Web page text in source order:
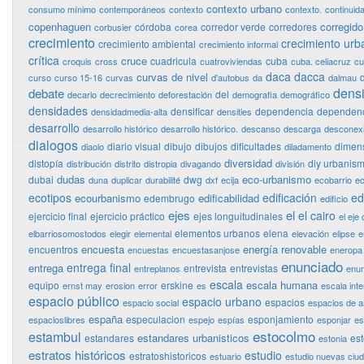
consumo mínimo contemporáneos contexto contexto urbano contexto.
copenhaguen corbusier córdoba corea corredor verde corredores corregido
crecimiento crecimiento ambiental crecimiento informal crecimiento
crítica croquis cross cruce cuadricula cuatroviviendas cuba cuba. celiacruz
curso curso 15-16 curvas curvas de nivel d'autobus da daca dacca dalmau
debate decarlo decrecimiento deforestación del demografia demográfico
densidades densidadmedia-alta densificar densities dependencia
desarrollo desarrollo histórico desarrollo histórico. descanso descarga
dialogos diaolo diario visual dibujo dibujos dificultades diladamento
distopía distribución distrito distropia divagando diversidad división diy urbanism
dubai dudas duna duplicar durabilité dwg dxf ecija eco-urbanismo ecobarrio
ecotipos ecourbanismo edembrugo edificabilidad edificación edificio
ejercicio final ejercicio práctico ejes ejes longuitudinales el el cairo el eje
elbarriosomostodos elegir elemental elementos urbanos elena elevación elipse
encuentros encuesta encuestas encuestasanjose energía renovable eneropa
entrega entrega final entreplanos entrevista entrevistas enunciado
equipo ernst may erosion error erskine es escala escala humana escala
espacio público espacio social espacio urbano espacios espacios de
espacioslibres españa especulacion espejo espías esponjamiento esponjar
estambul estandares estandares urbanisticos estocolmo estonia
estratos históricos estratoshistoricos estuario estudio estudio nuevas